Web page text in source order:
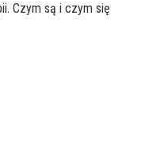
Czym są i czym się